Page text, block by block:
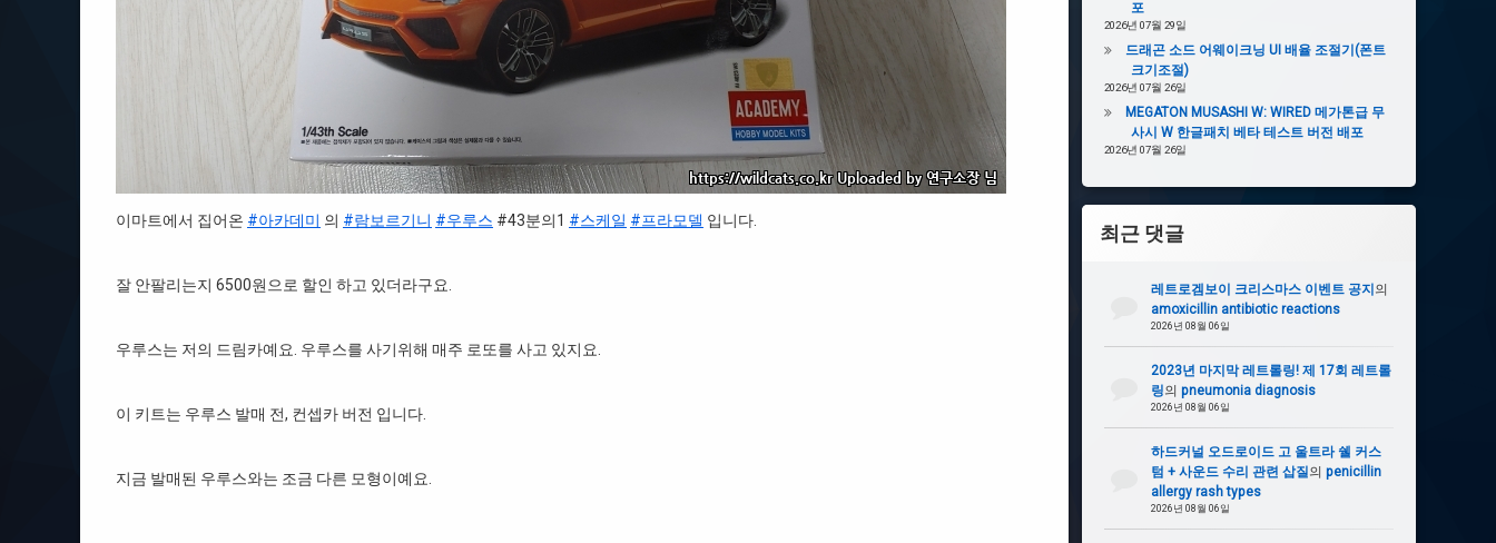
이마트에서 집어온 #아카데미 의 #람보르기니 #우루스 #43분의1 #스케일 #프라모델 입니다.
잘 안팔리는지 6500원으로 할인 하고 있더라구요.
우루스는 저의 드림카예요. 우루스를 사기위해 매주 로또를 사고 있지요.
이 키트는 우루스 발매 전, 컨셉카 버전 입니다.
지금 발매된 우루스와는 조금 다른 모형이예요.
포
2026년 07월 29일
드래곤 소드 어웨이크닝 UI 배율 조절기(폰트
크기조절)
2026년 07월 26일
MEGATON MUSASHI W: WIRED 메가톤급 무
사시 W 한글패치 베타 테스트 버전 배포
2026년 07월 26일
최근 댓글
레트로겜보이 크리스마스 이벤트 공지 의
amoxicillin antibiotic reactions
2026년 08월 06일
2023년 마지막 레트롤링! 제 17회 레트롤
링의 pneumonia diagnosis
2026년 08월 06일
하드커널 오드로이드 고 울트라 쉘 커스
텀 + 사운드 수리 관련 삽질의 penicillin
allergy rash types
2026년 08월 06일